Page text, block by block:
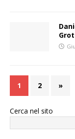
1 2 »
Cerca nel sito